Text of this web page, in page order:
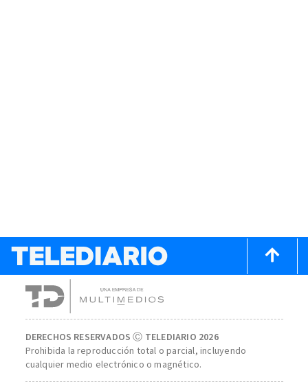
DERECHOS RESERVADOS Ⓒ TELEDIARIO 2026
Prohibida la reproducción total o parcial, incluyendo
cualquier medio electrónico o magnético.